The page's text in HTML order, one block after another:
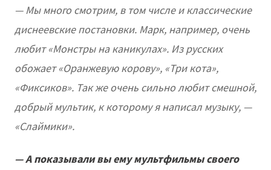
— Мы много смотрим, в том числе и классические
диснеевские постановки. Марк, например, очень
любит «Монстры на каникулах». Из русских
обожает «Оранжевую корову», «Три кота»,
«Фиксиков». Так же очень сильно любит смешной,
добрый мультик, к которому я написал музыку, —
«Слаймики».
— А показывали вы ему мультфильмы своего